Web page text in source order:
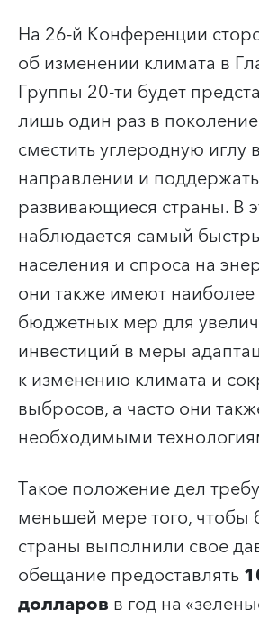
На 26-й Конференции
об изменении климата в
Группы 20-ти будет
лишь один раз в
сместить углеродную иглу
направлении и поддержать
развивающиеся страны. В
наблюдается самый
населения и спроса на
они также имеют наиболее
бюджетных мер для
инвестиций в меры
к изменению климата и
выбросов, а часто они
необходимыми
Такое положение дел
меньшей мере того, чтобы
страны выполнили свое
обещание предоставлять
долларов в год на